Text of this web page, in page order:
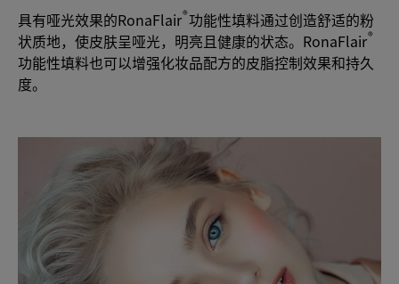
具有哑光效果的RonaFlair®功能性填料通过创造舒适的粉
状质地，使皮肤呈哑光，明亮且健康的状态。RonaFlair®
功能性填料也可以增强化妆品配方的皮脂控制效果和持久
度。